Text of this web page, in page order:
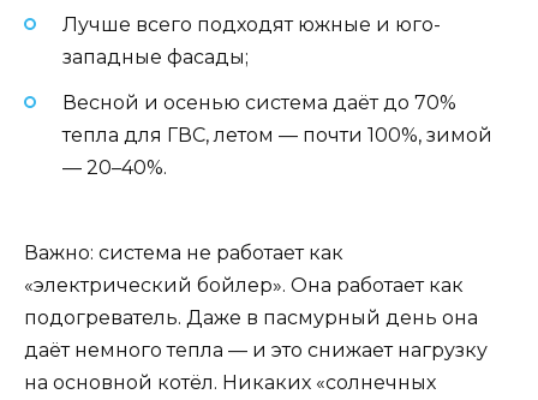
Лучше всего подходят южные и юго-
западные фасады;
Весной и осенью система даёт до 70%
тепла для ГВС, летом — почти 100%, зимой
— 20–40%.
Важно: система не работает как
«электрический бойлер». Она работает как
подогреватель. Даже в пасмурный день она
даёт немного тепла — и это снижает нагрузку
на основной котёл. Никаких «солнечных